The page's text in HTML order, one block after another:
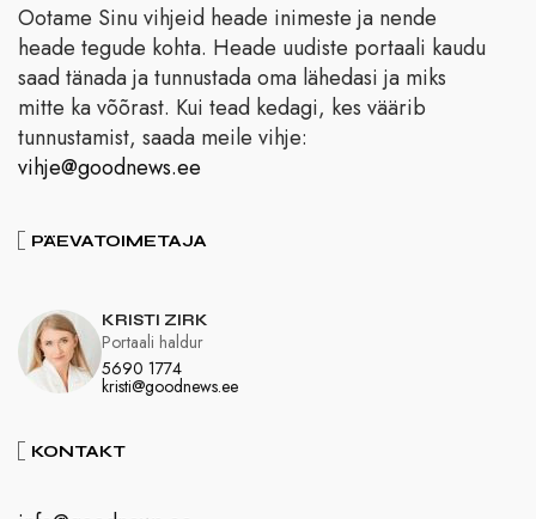
Ootame Sinu vihjeid heade inimeste ja nende
heade tegude kohta. Heade uudiste portaali kaudu
saad tänada ja tunnustada oma lähedasi ja miks
mitte ka võõrast. Kui tead kedagi, kes väärib
tunnustamist, saada meile vihje:
vihje@goodnews.ee
PÄEVATOIMETAJA
KRISTI ZIRK
5690 1774
kristi@goodnews.ee
Portaali haldur
KONTAKT